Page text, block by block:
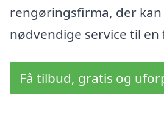
rengøringsfirma, der kan
nødvendige service til en
Få tilbud, gratis og